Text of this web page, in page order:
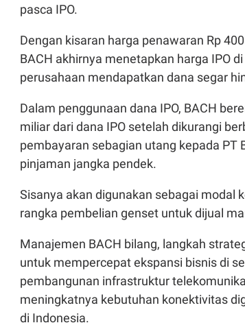
pasca IPO.
Dengan kisaran harga penawaran Rp
BACH akhirnya menetapkan harga IPO
perusahaan mendapatkan dana segar
Dalam penggunaan dana IPO, BACH
miliar dari dana IPO setelah dikurangi
pembayaran sebagian utang kepada PT
pinjaman jangka pendek.
Sisanya akan digunakan sebagai modal
rangka pembelian genset untuk dijual
Manajemen BACH bilang, langkah
untuk mempercepat ekspansi bisnis di
pembangunan infrastruktur
meningkatnya kebutuhan konektivitas
di Indonesia.